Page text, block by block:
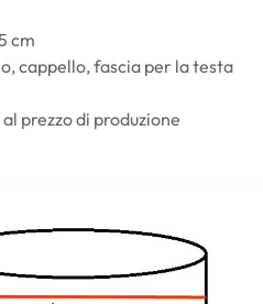
cm
cappello, fascia per la testa
prezzo di produzione